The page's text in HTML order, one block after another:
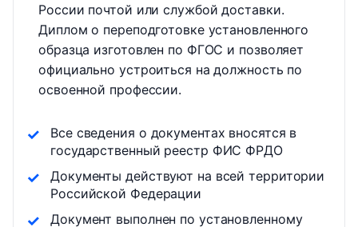
России почтой или службой доставки.
Диплом о переподготовке установленного
образца изготовлен по ФГОС и позволяет
официально устроиться на должность по
освоенной профессии.
Все сведения о документах вносятся в
государственный реестр ФИС ФРДО
Документы действуют на всей территории
Российской Федерации
Документ выполнен по установленному